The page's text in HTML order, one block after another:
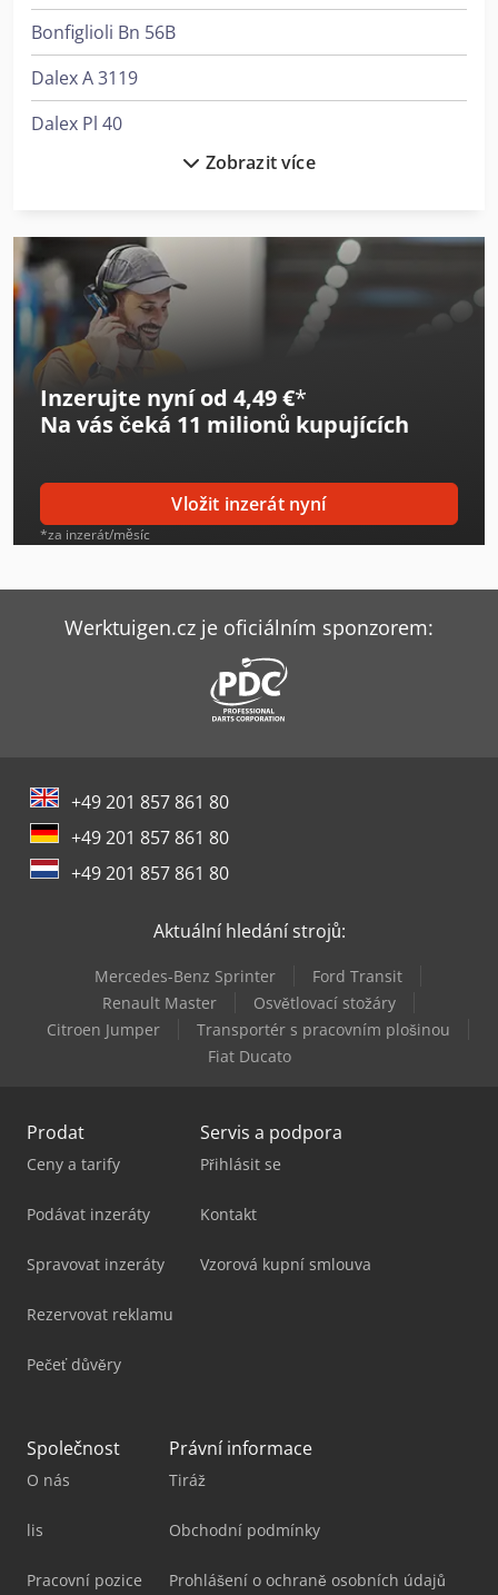
Bonfiglioli Bn 56B
Dalex A 3119
Dalex Pl 40
Diosna Sp 40
Emag Vl 4
Ep Cpd50F8
Ep Efl181
Ep Epl154
Ep Esl122
Felder Fbp 50
Festo K
Flott Bsm 75 A
Kasto Kastoflex F
Linde E16
Zobrazit více
Inzerujte nyní od 4,49 €*
Na vás čeká 11 milionů kupujících
Vložit inzerát nyní
*za inzerát/měsíc
Werktuigen.cz je oficiálním sponzorem:
+49 201 857 861 80
+49 201 857 861 80
+49 201 857 861 80
Aktuální hledání strojů:
Mercedes-Benz Sprinter
Ford Transit
Renault Master
Osvětlovací stožáry
Citroen Jumper
Transportér s pracovním plošinou
Fiat Ducato
Prodat
Ceny a tarify
Podávat inzeráty
Spravovat inzeráty
Rezervovat reklamu
Pečeť důvěry
Servis a podpora
Přihlásit se
Kontakt
Vzorová kupní smlouva
Společnost
O nás
lis
Pracovní pozice
Právní informace
Tiráž
Obchodní podmínky
Prohlášení o ochraně osobních údajů